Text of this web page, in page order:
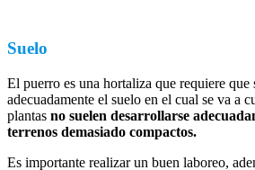
Suelo
El puerro es una hortaliza que requiere que
adecuadamente el suelo en el cual se va a
plantas no suelen desarrollarse
terrenos demasiado compactos.
Es importante realizar un buen laboreo,